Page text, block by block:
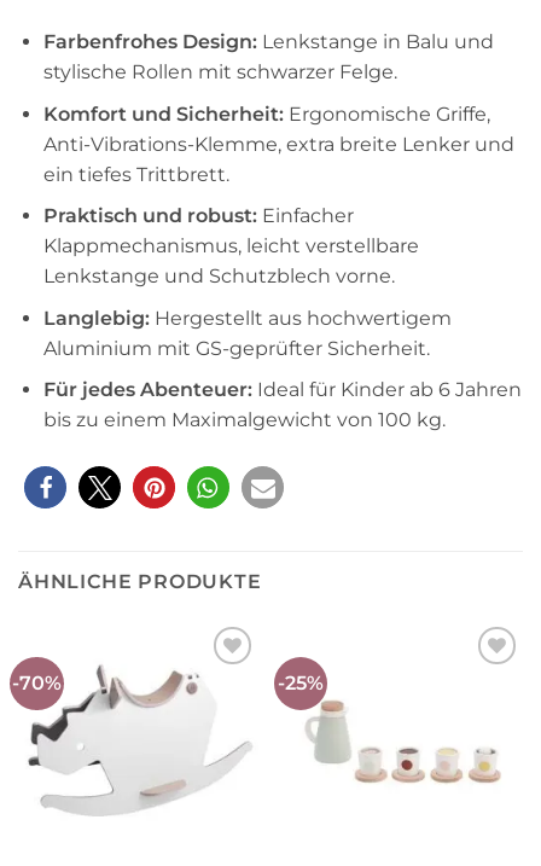
Farbenfrohes Design:Lenkstange in Balu und
stylische Rollen mit schwarzer Felge.
Komfort und Sicherheit:Ergonomische Griffe,
Anti-Vibrations-Klemme, extra breite Lenker und
ein tiefes Trittbrett.
Praktisch und robust:Einfacher
Klappmechanismus, leicht verstellbare
Lenkstange und Schutzblech vorne.
Langlebig:Hergestellt aus hochwertigem
Aluminium mit GS-geprüfter Sicherheit.
Für jedes Abenteuer:Ideal für Kinder ab 6 Jahren
bis zu einem Maximalgewicht von 100 kg.
ÄHNLICHE PRODUKTE
-70%
Auf die
Wunschliste
-25%